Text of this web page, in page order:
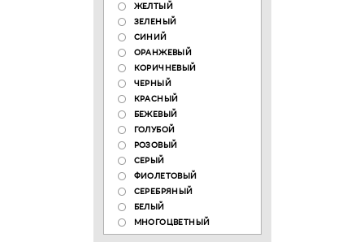
ЖЕЛТЫЙ
ЗЕЛЕНЫЙ
СИНИЙ
ОРАНЖЕВЫЙ
КОРИЧНЕВЫЙ
ЧЕРНЫЙ
КРАСНЫЙ
БЕЖЕВЫЙ
ГОЛУБОЙ
РОЗОВЫЙ
СЕРЫЙ
ФИОЛЕТОВЫЙ
СЕРЕБРЯНЫЙ
БЕЛЫЙ
МНОГОЦВЕТНЫЙ